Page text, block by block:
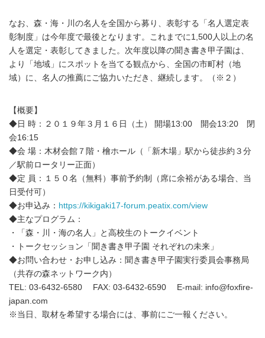
なお、森・海・川の名人を全国から募り、表彰する「名人選定表
彰制度」は今年度で最後となります。これまでに1,500人以上の名
人を選定・表彰してきました。次年度以降の聞き書き甲子園は、
より「地域」にスポットを当てる観点から、全国の市町村（地
域）に、名人の推薦にご協力いただき、継続します。（※２）
【概要】
◆日 時：２０１９年３月１６日（土） 開場13:00 開会13:20 閉
会16:15
◆会 場：木材会館７階・檜ホール（「新木場」駅から徒歩約３分
／駅前ロータリー正面）
◆定 員：１５０名（無料）事前予約制（席に余裕がある場合、当
日受付可）
◆お申込み： https://kikigaki17-forum.peatix.com/view
◆主なプログラム：
・「森・川・海の名人」と高校生のトークイベント
・トークセッション「聞き書き甲子園 それぞれの未来」
◆お問い合わせ・お申し込み：聞き書き甲子園実行委員会事務局
（共存の森ネットワーク内）
TEL: 03-6432-6580 FAX: 03-6432-6590 E-mail: info@foxfire-
japan.com
※当日、取材を希望する場合には、事前にご一報ください。